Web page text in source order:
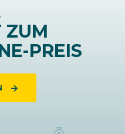
ZUM
PREIS